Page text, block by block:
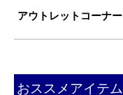
アウトレットコーナー
おススメアイテム